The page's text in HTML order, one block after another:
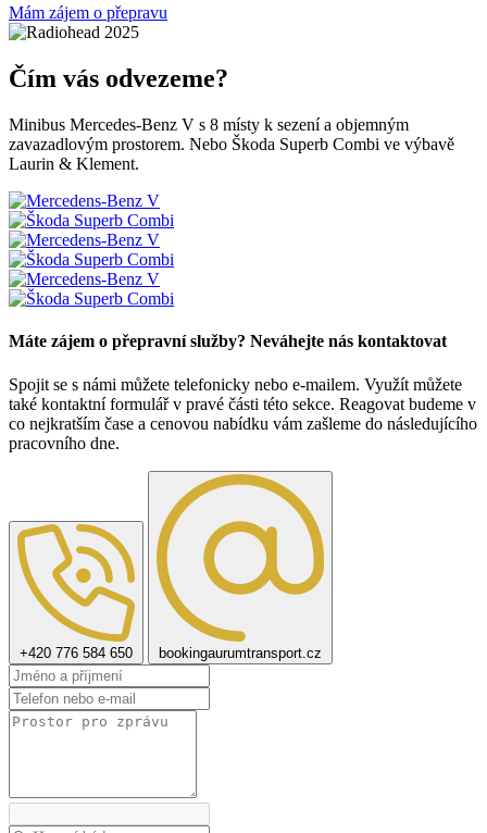
Mám zájem o přepravu
Čím vás odvezeme?
Minibus Mercedes-Benz V s 8 místy k sezení a objemným
zavazadlovým prostorem. Nebo Škoda Superb Combi ve výbavě
Laurin & Klement.
Máte zájem o přepravní služby? Neváhejte nás kontaktovat
Spojit se s námi můžete telefonicky nebo e-mailem. Využít můžete
také kontaktní formulář v pravé části této sekce. Reagovat budeme v
co nejkratším čase a cenovou nabídku vám zašleme do následujícího
pracovního dne.
+420 776 584 650 bookingaurumtransport.cz